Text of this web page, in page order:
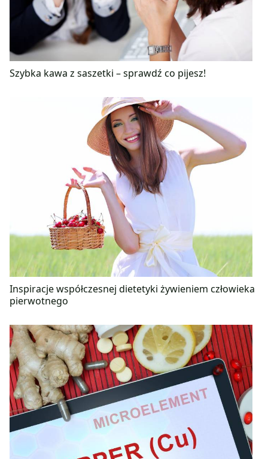
Szybka kawa z saszetki – sprawdź co pijesz!
Inspiracje współczesnej dietetyki żywieniem człowieka
pierwotnego